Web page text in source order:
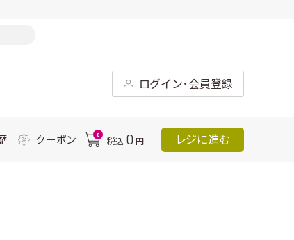
ログイン･会員登録
クーポン 0
税込 0 円 レジに進む